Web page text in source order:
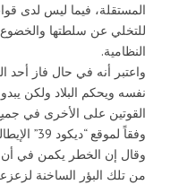
المستقلة، فيما ليس لدى
للتخلي عن سلطتها
النظامية.
واعتبر أنه في حال فاز أحد
نفسه ويحكم البلاد ولكن
القوتين على الأخرى في
وفقاً لموقع “ديكود 39” الإيطالي.
وقال إن الخطر يكمن في
من تلك البؤر الساخنة